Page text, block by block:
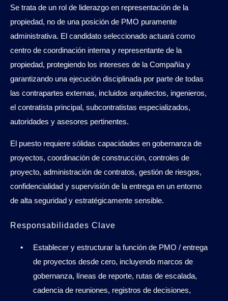
Se trata de un rol de liderazgo en representación de la
propiedad, no de una posición de PMO puramente
administrativa. El candidato seleccionado actuará como
centro de coordinación interna y representante de la
propiedad, protegiendo los intereses de la Compañía y
garantizando una ejecución disciplinada por parte de todas
las contrapartes externas, incluidos arquitectos, ingenieros,
el contratista principal, subcontratistas especializados,
autoridades y asesores pertinentes.
El puesto requiere sólidas capacidades en gobernanza de
proyectos, coordinación de construcción, controles de
proyecto, administración de contratos, gestión de riesgos,
confidencialidad y supervisión de la entrega en un entorno
de alta seguridad y estratégicamente sensible.
Responsabilidades Clave
Establecer y estructurar la función de PMO / entrega
de proyectos desde cero, incluyendo marcos de
gobernanza, líneas de reporte, rutas de escalada,
cadencia de reuniones, registros de decisiones,